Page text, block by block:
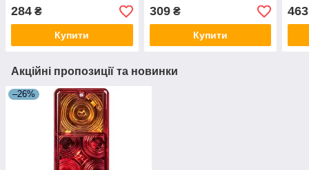
284 ₴
Купити
309₴
Купити
463
Акційні пропозиції та новинки
–26%